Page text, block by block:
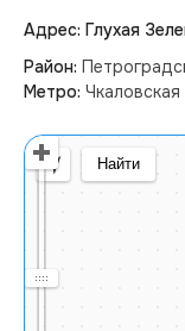
Адрес: Глухая
Район:
Метро: Чкаловская
Найти